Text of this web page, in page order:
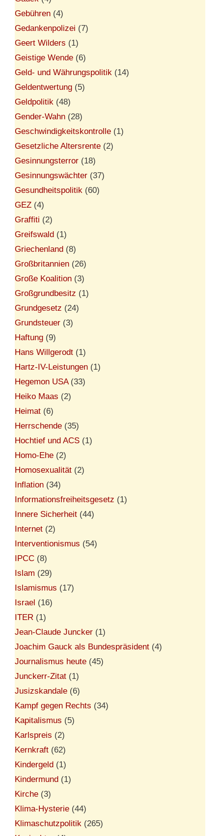
Gebühren (4)
Gedankenpolizei (7)
Geert Wilders (1)
Geistige Wende (6)
Geld- und Währungspolitik (14)
Geldentwertung (5)
Geldpolitik (48)
Gender-Wahn (28)
Geschwindigkeitskontrolle (1)
Gesetzliche Altersrente (2)
Gesinnungsterror (18)
Gesinnungswächter (37)
Gesundheitspolitik (60)
GEZ (4)
Graffiti (2)
Greifswald (1)
Griechenland (8)
Großbritannien (26)
Große Koalition (3)
Großgrundbesitz (1)
Grundgesetz (24)
Grundsteuer (3)
Haftung (9)
Hans Willgerodt (1)
Hartz-IV-Leistungen (1)
Hegemon USA(33)
Heiko Maas (2)
Heimat (6)
Herrschende (35)
Hochtief und ACS (1)
Homo-Ehe (2)
Homosexualität (2)
Inflation (34)
Informationsfreiheitsgesetz (1)
Innere Sicherheit (44)
Internet (2)
Interventionismus (54)
IPCC (8)
Islam (29)
Islamismus (17)
Israel (16)
ITER (1)
Jean-Claude Juncker (1)
Joachim Gauck als Bundespräsident (4)
Journalismus heute (45)
Junckerr-Zitat (1)
Jusizskandale (6)
Kampf gegen Rechts (34)
Kapitalismus (5)
Karlspreis (2)
Kernkraft (62)
Kindergeld (1)
Kindermund (1)
Kirche (3)
Klima-Hysterie (44)
Klimaschutzpolitik (265)